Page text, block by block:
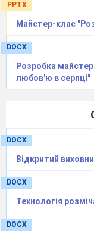
той,
чиему
СЯЕ
PPTX
Майстер-клас
DOCX
Розробка
любов'ю в серпці"
DOCX
Відкритий
DOCX
Технологія
DOCX